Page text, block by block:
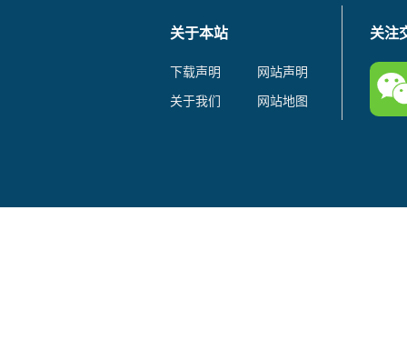
关于本站
下载声明
网站声明
关于我们
网站地图
关注